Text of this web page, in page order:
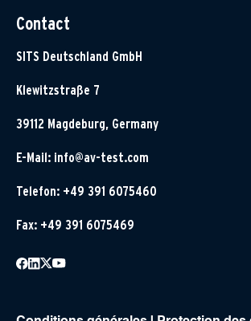
Contact
SITS Deutschland GmbH
Klewitzstraße 7
39112 Magdeburg, Germany
E-Mail: info@av-test.com
Telefon: +49 391 6075460
Fax: +49 391 6075469